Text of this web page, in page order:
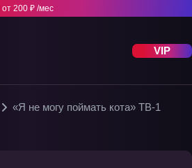
от 200 ₽ /мес
VIP
«Я не могу поймать кота» ТВ-1